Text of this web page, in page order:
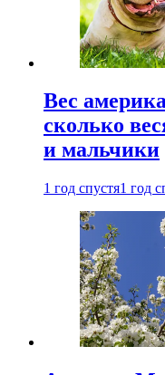
Вес
сколько
и мальчики
1 год спустя1 год